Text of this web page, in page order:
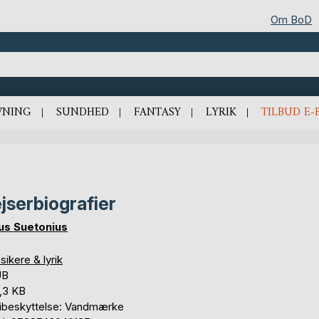
Om BoD
SUNDHED FANTASY LYRIK TILBUD E-
Suetonius
& lyrik
KB
Vandmærke